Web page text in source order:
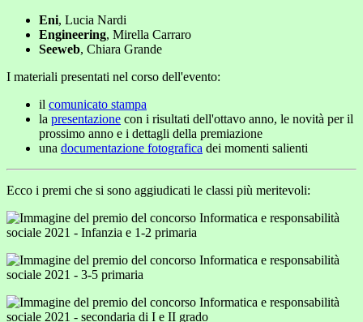
Eni, Lucia Nardi
Engineering, Mirella Carraro
Seeweb, Chiara Grande
I materiali presentati nel corso dell'evento:
il comunicato stampa
la presentazione con i risultati dell'ottavo anno, le novità per il
prossimo anno e i dettagli della premiazione
una documentazione fotografica dei momenti salienti
Ecco i premi che si sono aggiudicati le classi più meritevoli: